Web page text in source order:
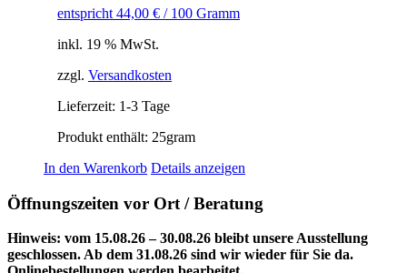
entspricht 44,00 € / 100 Gramm
inkl. 19 % MwSt.
zzgl. Versandkosten
Lieferzeit: 1-3 Tage
Produkt enthält: 25gram
In den Warenkorb Details anzeigen
Öffnungszeiten vor Ort / Beratung
Hinweis: vom 15.08.26 – 30.08.26 bleibt unsere Ausstellung
geschlossen. Ab dem 31.08.26 sind wir wieder für Sie da.